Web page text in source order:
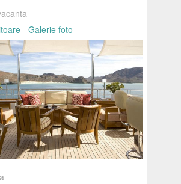
- Galerie foto